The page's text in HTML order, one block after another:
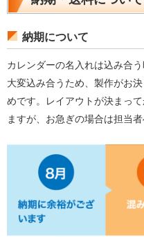
納期について
カレンダーの名入れは込み合
大変込み合うため、製作がお
めです。レイアウトが決まっ
ますが、お急ぎの場合は担当者